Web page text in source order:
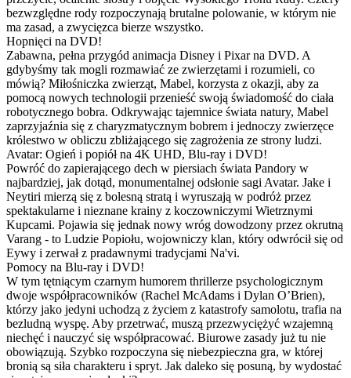
bezwzględne rody rozpoczynają brutalne polowanie, w którym nie
ma zasad, a zwycięzca bierze wszystko.
Hopnięci na DVD!
Zabawna, pełna przygód animacja Disney i Pixar na DVD. A
gdybyśmy tak mogli rozmawiać ze zwierzętami i rozumieli, co
mówią? Miłośniczka zwierząt, Mabel, korzysta z okazji, aby za
pomocą nowych technologii przenieść swoją świadomość do ciała
robotycznego bobra. Odkrywając tajemnice świata natury, Mabel
zaprzyjaźnia się z charyzmatycznym bobrem i jednoczy zwierzęce
królestwo w obliczu zbliżającego się zagrożenia ze strony ludzi.
Avatar: Ogień i popiół na 4K UHD, Blu-ray i DVD!
Powróć do zapierającego dech w piersiach świata Pandory w
najbardziej, jak dotąd, monumentalnej odsłonie sagi Avatar. Jake i
Neytiri mierzą się z bolesną stratą i wyruszają w podróż przez
spektakularne i nieznane krainy z koczowniczymi Wietrznymi
Kupcami. Pojawia się jednak nowy wróg dowodzony przez okrutną
Varang - to Ludzie Popiołu, wojowniczy klan, który odwrócił się od
Eywy i zerwał z pradawnymi tradycjami Na'vi.
Pomocy na Blu-ray i DVD!
W tym tętniącym czarnym humorem thrillerze psychologicznym
dwoje współpracowników (Rachel McAdams i Dylan O’Brien),
którzy jako jedyni uchodzą z życiem z katastrofy samolotu, trafia na
bezludną wyspę. Aby przetrwać, muszą przezwyciężyć wzajemną
niechęć i nauczyć się współpracować. Biurowe zasady już tu nie
obowiązują. Szybko rozpoczyna się niebezpieczna gra, w której
bronią są siła charakteru i spryt. Jak daleko się posuną, by wydostać